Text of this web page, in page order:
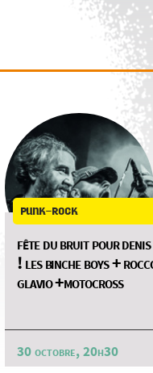
punk-rock
fête du bruit pour denis
! les binche boys +
glavio +motocross
30 octobre, 20h30